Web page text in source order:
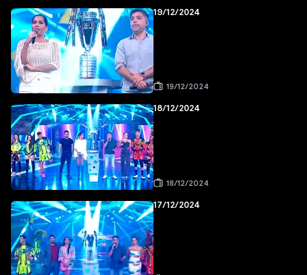
19/12/2024
19/12/2024
18/12/2024
18/12/2024
17/12/2024